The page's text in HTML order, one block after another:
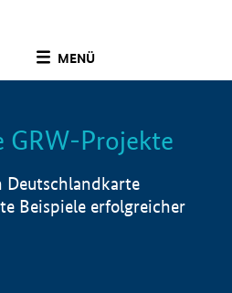
MENÜ
Info
GRW-Projekte
Deutschlandkarte
Beispiele erfolgreicher